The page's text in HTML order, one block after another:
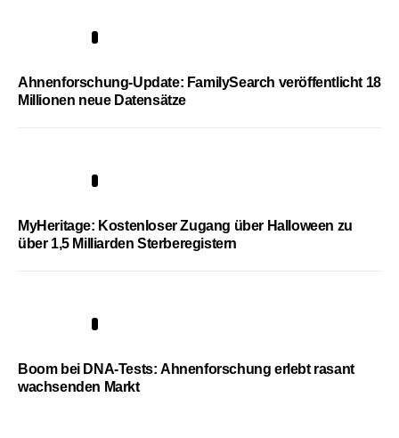
Ahnenforschung-Update: FamilySearch veröffentlicht 18
Millionen neue Datensätze
MyHeritage: Kostenloser Zugang über Halloween zu
über 1,5 Milliarden Sterberegistern
Boom bei DNA-Tests: Ahnenforschung erlebt rasant
wachsenden Markt